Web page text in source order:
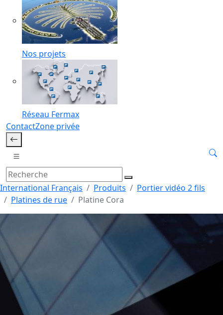
Nos projets
Réseau Fermax
ContactZone privée
International Français Produits
Portier vidéo 2 fils
Platines de rue
Platine Cora